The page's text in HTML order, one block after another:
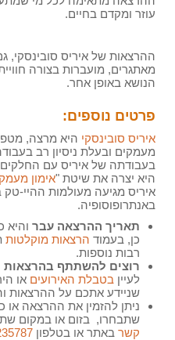
עוזר ומקדם בחיים.
ההרצאות של איריס סובינסקי,
מאתגרים, מועברות בצורה
הנושא באופן אחר.
פרטים נוספים:
איריס סובינסקי היא מרצה,
מעמקים ובעלת ניסיון רב
בעבודתה של איריס עם
היא יצרה את שיטת "אימון
איריס מגיעה מעולמות ההיי-
באנתרופוסופיה.
תאריך ההרצאה עבר והיא
כן, בעמוד הרצאות מוקלטות
רבות נוספות.
רוצים להשתתף בהרצאות
לעיין בטבלת האירועים או
שניידע אתכם על ההרצאות
ניתן להזמין את ההרצאה
שתבחרו, בזום או במקום
קשר באתר או בטלפון